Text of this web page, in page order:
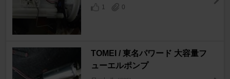
1
0
TOMEI / 東名パワード 大容量フ
ューエルポンプ